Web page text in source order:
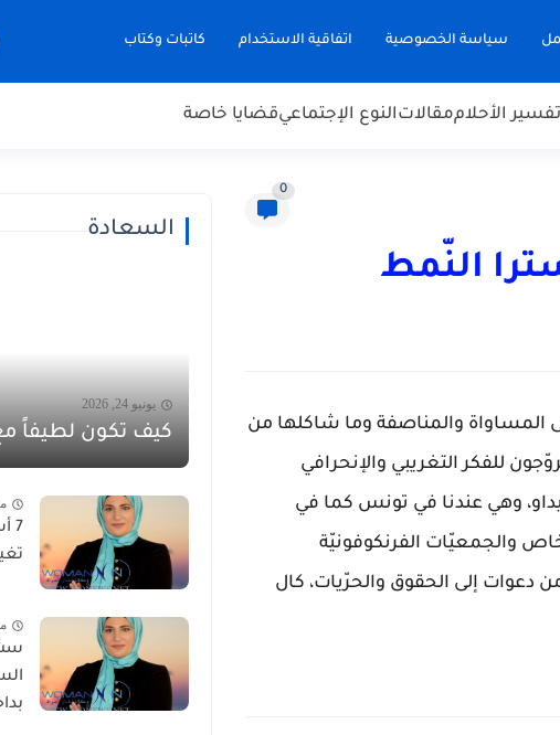
سياسة الخصوصية اتفاقية الاستخدام كاتبات وكتاب
تفسير الأحلاممقالاتالنوع الإجتماعيقضايا خاصة
0
النّمط
المساواة والمناصفة وما شاكلها من
للفكر التغريبي والإنحرافي
وهي عندنا في تونس كما في
والجمعيّات الفرنكوفونيّة
دعوات إلى الحقوق والحرّيات، كال
السعادة
يونيو 24, 2026
كيف تكون لطيفاً